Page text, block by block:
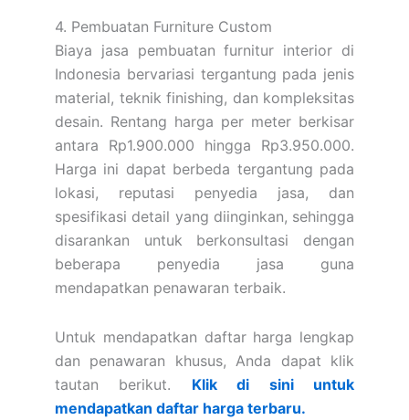
4. Pembuatan Furniture Custom
Biaya jasa pembuatan furnitur interior di
Indonesia bervariasi tergantung pada jenis
material, teknik finishing, dan kompleksitas
desain. Rentang harga per meter berkisar
antara Rp1.900.000 hingga Rp3.950.000.
Harga ini dapat berbeda tergantung pada
lokasi, reputasi penyedia jasa, dan
spesifikasi detail yang diinginkan, sehingga
disarankan untuk berkonsultasi dengan
beberapa penyedia jasa guna
mendapatkan penawaran terbaik.
Untuk mendapatkan daftar harga lengkap
dan penawaran khusus, Anda dapat klik
tautan berikut. Klik di sini untuk
mendapatkan daftar harga terbaru.